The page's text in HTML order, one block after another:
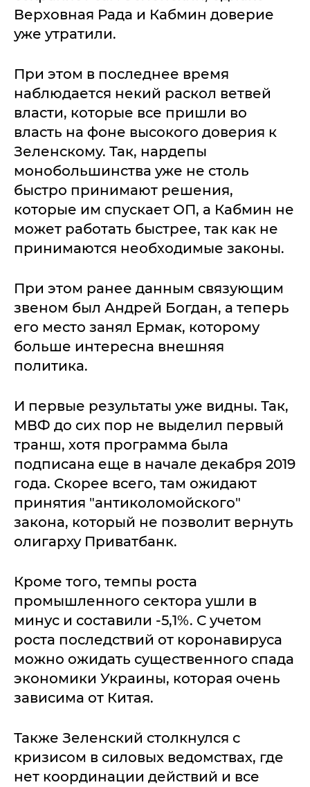
Верховная Рада и Кабмин доверие
уже утратили.
При этом в последнее время
наблюдается некий раскол ветвей
власти, которые все пришли во
власть на фоне высокого доверия к
Зеленскому. Так, нардепы
монобольшинства уже не столь
быстро принимают решения,
которые им спускает ОП, а Кабмин не
может работать быстрее, так как не
принимаются необходимые законы.
При этом ранее данным связующим
звеном был Андрей Богдан, а теперь
его место занял Ермак, которому
больше интересна внешняя
политика.
И первые результаты уже видны. Так,
МВФ до сих пор не выделил первый
транш, хотя программа была
подписана еще в начале декабря 2019
года. Скорее всего, там ожидают
принятия "антиколомойского"
закона, который не позволит вернуть
олигарху Приватбанк.
Кроме того, темпы роста
промышленного сектора ушли в
минус и составили -5,1%. С учетом
роста последствий от коронавируса
можно ожидать существенного спада
экономики Украины, которая очень
зависима от Китая.
Также Зеленский столкнулся с
кризисом в силовых ведомствах, где
нет координации действий и все